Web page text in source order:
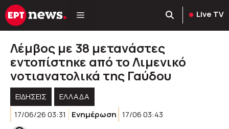
Μετάβαση
σε
Live TV
Λέμβος με 38 μετανάστες
εντοπίστηκε από το Λιμενικό
νοτιανατολικά της Γαύδου
ΕΙΔΗΣΕΙΣ
ΕΛΛΑΔΑ
17/06/26 03:31
Ενημέρωση 17/06 03:43